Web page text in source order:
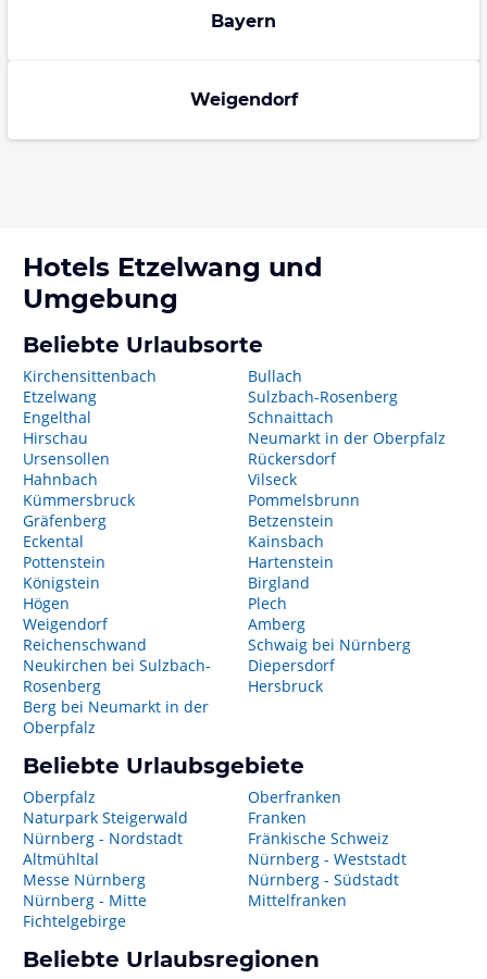
Bayern
Weigendorf
Hotels Etzelwang und
Umgebung
Beliebte Urlaubsorte
Kirchensittenbach
Etzelwang
Engelthal
Hirschau
Ursensollen
Hahnbach
Kümmersbruck
Gräfenberg
Eckental
Pottenstein
Königstein
Högen
Weigendorf
Reichenschwand
Neukirchen bei Sulzbach-
Rosenberg
Berg bei Neumarkt in der
Oberpfalz
Bullach
Sulzbach-Rosenberg
Schnaittach
Neumarkt in der Oberpfalz
Rückersdorf
Vilseck
Pommelsbrunn
Betzenstein
Kainsbach
Hartenstein
Birgland
Plech
Amberg
Schwaig bei Nürnberg
Diepersdorf
Hersbruck
Beliebte Urlaubsgebiete
Oberpfalz
Naturpark Steigerwald
Nürnberg - Nordstadt
Altmühltal
Messe Nürnberg
Nürnberg - Mitte
Fichtelgebirge
Oberfranken
Franken
Fränkische Schweiz
Nürnberg - Weststadt
Nürnberg - Südstadt
Mittelfranken
Beliebte Urlaubsregionen